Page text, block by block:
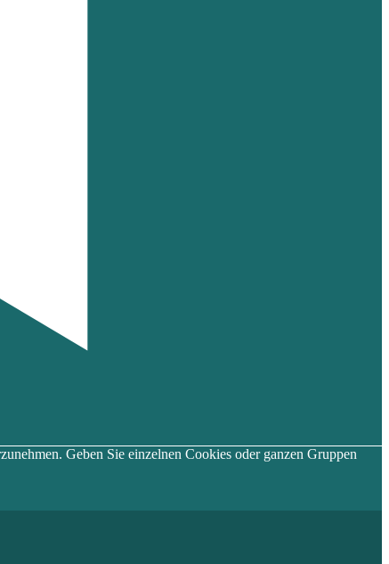
Geben Sie einzelnen Cookies oder ganzen Gruppen